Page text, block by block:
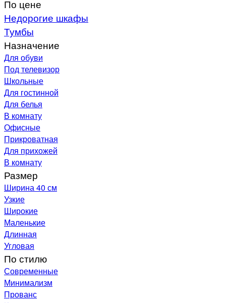
По цене
Недорогие шкафы
Тумбы
Назначение
Для обуви
Под телевизор
Школьные
Для гостинной
Для белья
В комнату
Офисные
Прикроватная
Для прихожей
В комнату
Размер
Ширина 40 см
Узкие
Широкие
Маленькие
Длинная
Угловая
По стилю
Современные
Минимализм
Прованс